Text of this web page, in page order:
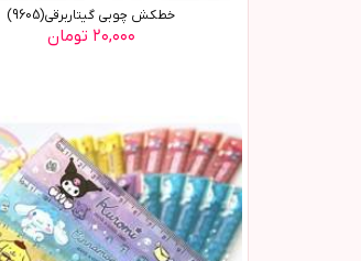
خطکش چوبي گيتاربرقي(9605)
۲۰,۰۰۰ تومان